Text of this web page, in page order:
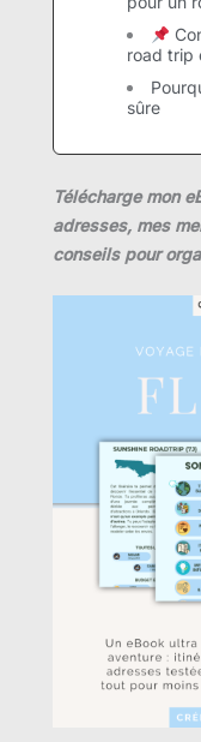
road trip
sûre
Télécharge mon
adresses, mes
conseils pour